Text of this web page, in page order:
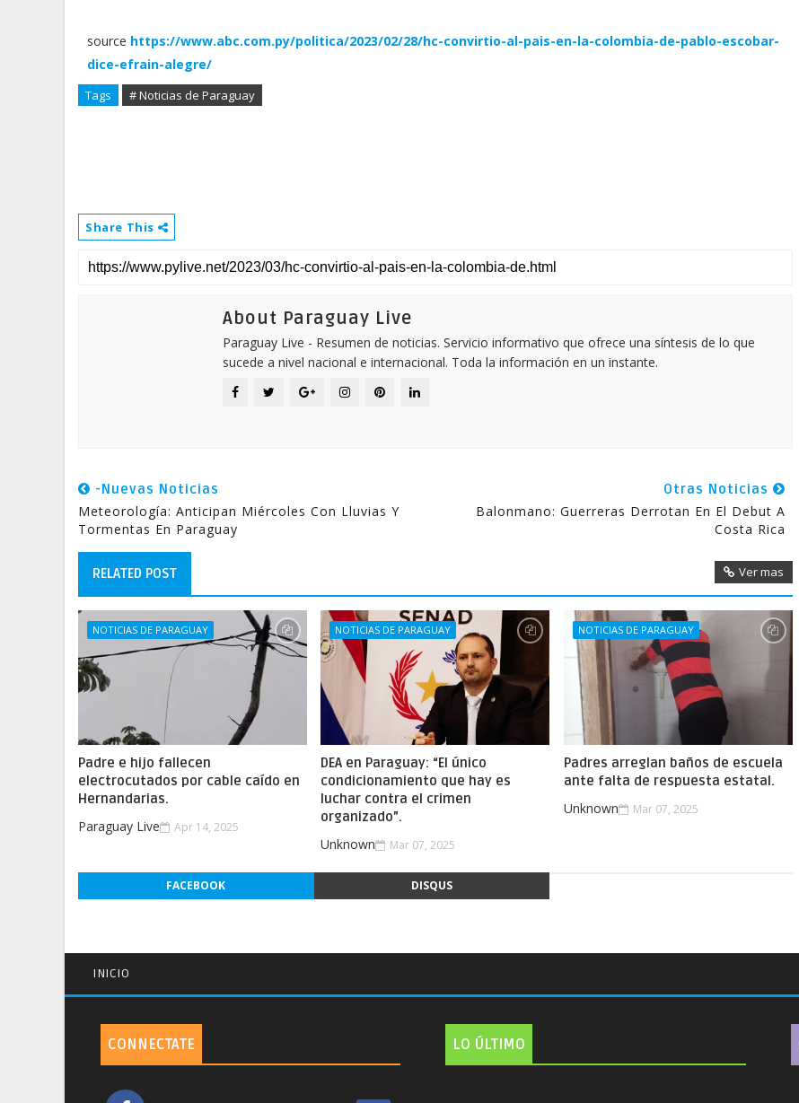
source https://www.abc.com.py/politica/2023/02/28/hc-convirtio-al-pais-en-la-colombia-de-pablo-escobar-
dice-efrain-alegre/
Tags # Noticias de Paraguay
Share This
About Paraguay Live
Paraguay Live - Resumen de noticias. Servicio informativo que ofrece una síntesis de lo que
sucede a nivel nacional e internacional. Toda la información en un instante.
-Nuevas Noticias
Meteorología: Anticipan Miércoles Con Lluvias Y
Tormentas En Paraguay
Otras Noticias
Balonmano: Guerreras Derrotan En El Debut A
Costa Rica
RELATED POST Ver mas
NOTICIAS DE PARAGUAY
Padre e hijo fallecen
electrocutados por cable caído en
Hernandarias.
Paraguay Live Apr 14, 2025
NOTICIAS DE PARAGUAY
DEA en Paraguay: “El único
condicionamiento que hay es
luchar contra el crimen
organizado”.
Unknown Mar 07, 2025
NOTICIAS DE PARAGUAY
Padres arreglan baños de escuela
ante falta de respuesta estatal.
Unknown Mar 07, 2025
FACEBOOK DISQUS
INICIO
CONNECTATE LO ÚLTIMO